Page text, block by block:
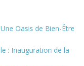
Oasis de Bien-Être
: Inauguration de la